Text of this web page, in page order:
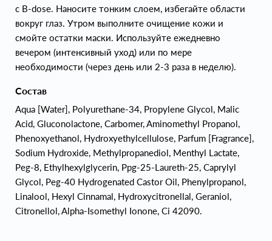
с B-dose. Наносите тонким слоем, избегайте области
вокруг глаз. Утром выполните очищение кожи и
смойте остатки маски. Используйте ежедневно
вечером (интенсивный уход) или по мере
необходимости (через день или 2-3 раза в неделю).
Состав
Aqua [Water], Polyurethane-34, Propylene Glycol, Malic
Acid, Gluconolactone, Carbomer, Aminomethyl Propanol,
Phenoxyethanol, Hydroxyethylcellulose, Parfum [Fragrance],
Sodium Hydroxide, Methylpropanediol, Menthyl Lactate,
Peg-8, Ethylhexylglycerin, Ppg-25-Laureth-25, Caprylyl
Glycol, Peg-40 Hydrogenated Castor Oil, Phenylpropanol,
Linalool, Hexyl Cinnamal, Hydroxycitronellal, Geraniol,
Citronellol, Alpha-Isomethyl Ionone, Ci 42090.